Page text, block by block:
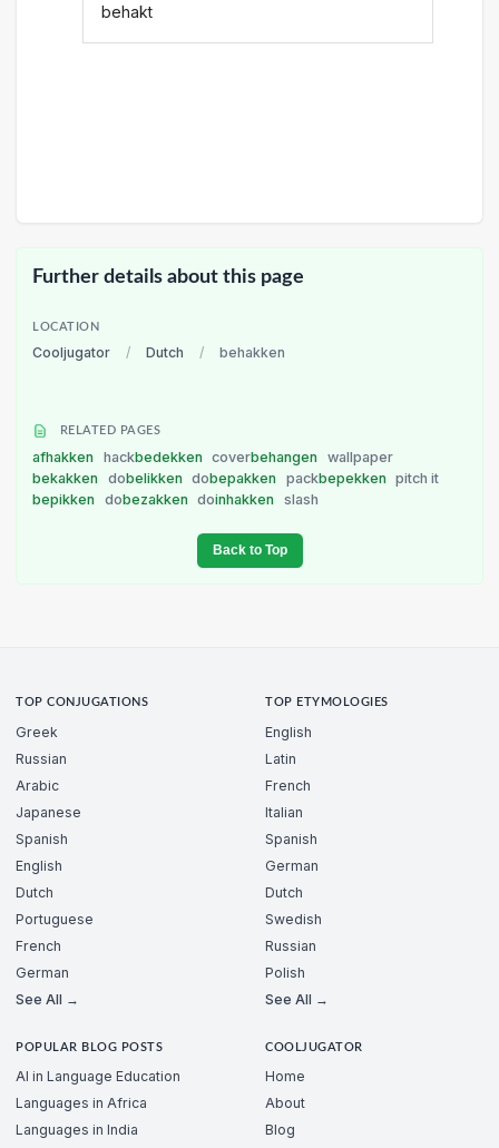
behakt
Further details about this page
LOCATION
Cooljugator / Dutch / behakken
RELATED PAGES
afhakken hackbedekken coverbehangen
wallpaper
bekakken
dobelikken dobepakken packbepekken
pitch it
bepikken
dobezakken doinhakken slash
Back to Top
TOP CONJUGATIONS
Greek
Russian
Arabic
Japanese
Spanish
English
Dutch
Portuguese
French
German
See All →
TOP ETYMOLOGIES
English
Latin
French
Italian
Spanish
German
Dutch
Swedish
Russian
Polish
See All →
POPULAR BLOG POSTS
AI in Language Education
Languages in Africa
Languages in India
COOLJUGATOR
Home
About
Blog